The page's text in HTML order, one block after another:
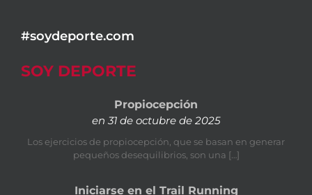
#soydeporte.com
SOY DEPORTE
Propiocepción
en 31 de octubre de 2025
Los ejercicios de propiocepción, que se basan en generar
pequeños desequilibrios, son una […]
Iniciarse en el Trail Running